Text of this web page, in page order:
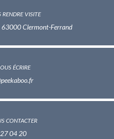
rendre visite
63000 Clermont-Ferrand
écrire
contacter
04 20